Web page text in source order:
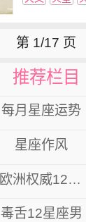
第 1/17 页
推荐栏目
每月星座运势
星座作风
欧洲权威12星座分析
毒舌12星座男